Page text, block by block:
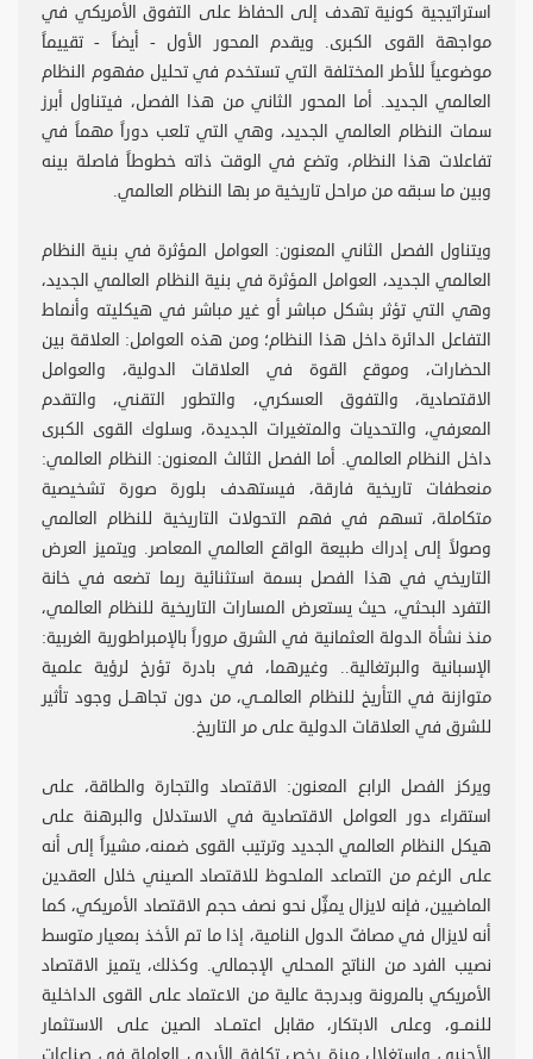
استراتيجية كونية تهدف إلى الحفاظ على التفوق الأمريكي في
مواجهة القوى الكبرى. ويقدم المحور الأول - أيضاً - تقييماً
موضوعياً للأطر المختلفة التي تستخدم في تحليل مفهوم النظام
العالمي الجديد. أما المحور الثاني من هذا الفصل، فيتناول أبرز
سمات النظام العالمي الجديد، وهي التي تلعب دوراً مهماً في
تفاعلات هذا النظام، وتضع في الوقت ذاته خطوطاً فاصلة بينه
وبين ما سبقه من مراحل تاريخية مر بها النظام العالمي.
ويتناول الفصل الثاني المعنون: العوامل المؤثرة في بنية النظام
العالمي الجديد، العوامل المؤثرة في بنية النظام العالمي الجديد،
وهي التي تؤثر بشكل مباشر أو غير مباشر في هيكليته وأنماط
التفاعل الدائرة داخل هذا النظام؛ ومن هذه العوامل: العلاقة بين
الحضارات، وموقع القوة في العلاقات الدولية، والعوامل
الاقتصادية، والتفوق العسكري، والتطور التقني، والتقدم
المعرفي، والتحديات والمتغيرات الجديدة، وسلوك القوى الكبرى
داخل النظام العالمي. أما الفصل الثالث المعنون: النظام العالمي:
منعطفات تاريخية فارقة، فيستهدف بلورة صورة تشخيصية
متكاملة، تسهم في فهم التحولات التاريخية للنظام العالمي
وصولاً إلى إدراك طبيعة الواقع العالمي المعاصر. ويتميز العرض
التاريخي في هذا الفصل بسمة استثنائية ربما تضعه في خانة
التفرد البحثي، حيث يستعرض المسارات التاريخية للنظام العالمي،
منذ نشأة الدولة العثمانية في الشرق مروراً بالإمبراطورية الغربية:
الإسبانية والبرتغالية.. وغيرهما، في بادرة تؤرخ لرؤية علمية
متوازنة في التأريخ للنظام العالمــي، من دون تجاهــل وجود تأثير
للشرق في العلاقات الدولية على مر التاريخ.
ويركز الفصل الرابع المعنون: الاقتصاد والتجارة والطاقة، على
استقراء دور العوامل الاقتصادية في الاستدلال والبرهنة على
هيكل النظام العالمي الجديد وترتيب القوى ضمنه، مشيراً إلى أنه
على الرغم من التصاعد الملحوظ للاقتصاد الصيني خلال العقدين
الماضيين، فإنه لايزال يمثِّل نحو نصف حجم الاقتصاد الأمريكي، كما
أنه لايزال في مصافّ الدول النامية، إذا ما تم الأخذ بمعيار متوسط
نصيب الفرد من الناتج المحلي الإجمالي. وكذلك، يتميز الاقتصاد
الأمريكي بالمرونة وبدرجة عالية من الاعتماد على القوى الداخلية
للنمــو، وعلى الابتكار، مقابل اعتمــاد الصين على الاستثمار